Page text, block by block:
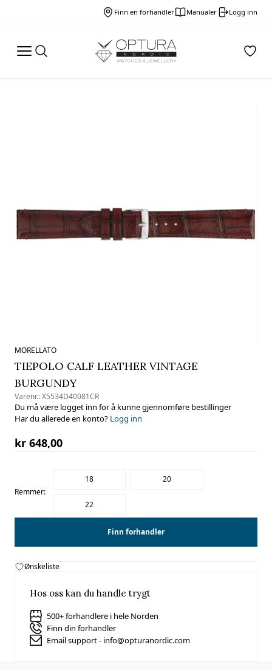
Finn en forhandler Manualer Logg inn
MORELLATO
TIEPOLO CALF LEATHER VINTAGE
BURGUNDY
Varenr.:X5534D40081CR
Du må være logget inn for å kunne gjennomføre bestillinger
Har du allerede en konto? Logg inn
kr 648,00
Remmer:
18 20
22
Finn forhandler
Ønskeliste
Hos oss kan du handle trygt
500+ forhandlere i hele Norden
Finn din forhandler
Email support - info@opturanordic.com